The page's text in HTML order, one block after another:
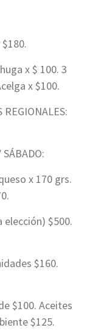
x $ 100. 3
x $100.
REGIONALES:
SÁBADO:
x 170 grs.
elección) $500.
$160.
$100. Aceites
$125.